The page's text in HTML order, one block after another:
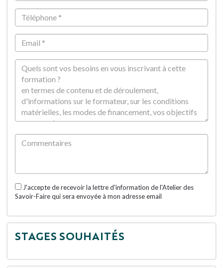
J'accepte de recevoir la lettre d'information de l'Atelier des
Savoir-Faire qui sera envoyée à mon adresse email
STAGES SOUHAITÉS